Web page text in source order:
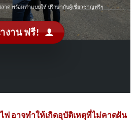
าด พร้อมทำแบบให้ ปรึกษากับผู้เชี่ยวชาญฟรีๆ
งาน ฟรี!
อาจทำให้เกิดอุบัติเหตุที่ไม่คาดฝัน